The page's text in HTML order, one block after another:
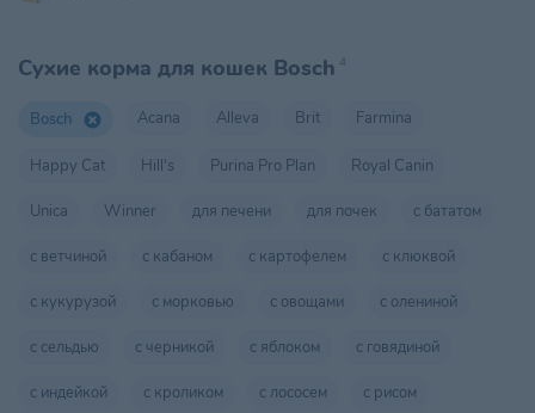
Сухие корма для кошек Bosch 4
Bosch Acana Alleva Brit Farmina
Happy Cat Hill's Purina Pro Plan Royal Canin
Unica Winner для печени для почек с бататом
с ветчиной с кабаном с картофелем с клюквой
с кукурузой с морковью с овощами с олениной
с сельдью с черникой с яблоком с говядиной
с индейкой с кроликом с лососем с рисом